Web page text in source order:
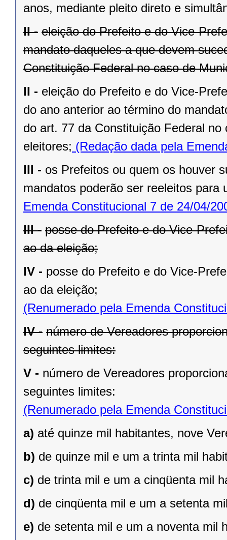
anos, mediante pleito direto e
II - eleição do Prefeito e do Vice-
mandato daqueles a que devem
Constituição Federal no caso de
II - eleição do Prefeito e do Vice-
do ano anterior ao término do
do art. 77 da Constituição Federal
eleitores; (Redação dada pela
III - os Prefeitos ou quem os houver
mandatos poderão ser reeleitos para
Emenda Constitucional 7 de 24/04/
III - posse do Prefeito e do Vice-
ao da eleição;
IV - posse do Prefeito e do Vice-
ao da eleição;
(Renumerado pela Emenda
IV - número de Vereadores
seguintes limites:
V - número de Vereadores
seguintes limites:
(Renumerado pela Emenda
a) até quinze mil habitantes, nove
b) de quinze mil e um a trinta mil
c) de trinta mil e um a cinqüenta mil
d) de cinqüenta mil e um a setenta
e) de setenta mil e um a noventa mil